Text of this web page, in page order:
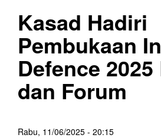
Kasad Hadiri
Pembukaan
Defence
dan Forum
Rabu, 11/06/2025 - 20:15